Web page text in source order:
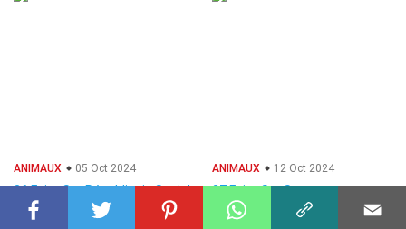
ANIMAUX 05 Oct 2024
36 Faits Sur Républicain Social
ANIMAUX 12 Oct 2024
27 Faits Sur Serpent